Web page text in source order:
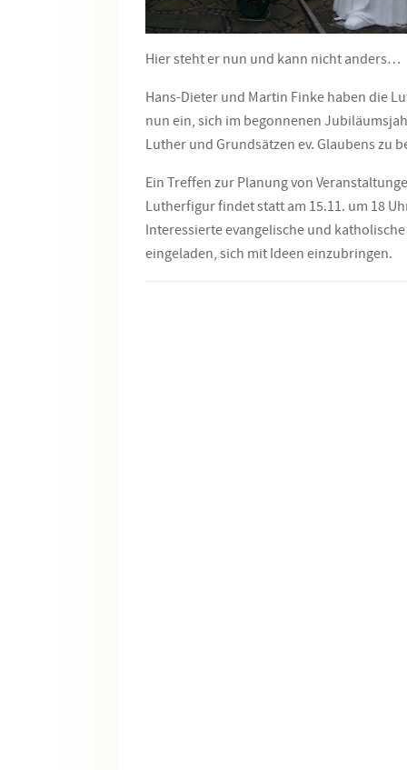
Hier steht er nun und kann nicht anders…
Hans-Dieter und Martin Finke haben die
nun ein, sich im begonnenen
Luther und Grundsätzen ev. Glaubens zu
Ein Treffen zur Planung von
Lutherfigur findet statt am 15.11. um 18
Interessierte evangelische und
eingeladen, sich mit Ideen einzubringen.